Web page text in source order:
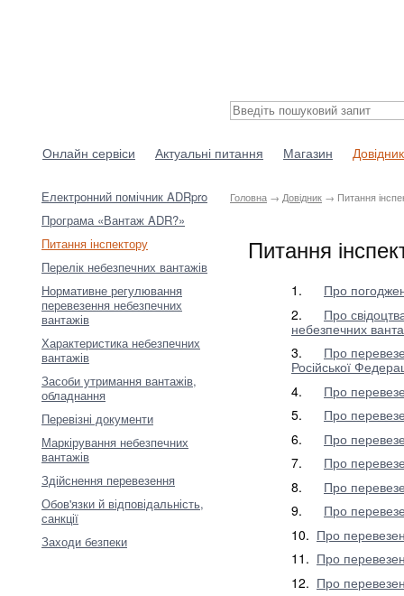
Онлайн сервіси Актуальні питання Магазин Довідник
Електронний помічник ADRpro
Програма «Вантаж ADR?»
Питання інспектору
Перелік небезпечних вантажів
Нормативне регулювання
перевезення небезпечних
вантажів
Характеристика небезпечних
вантажів
Засоби утримання вантажів,
обладнання
Перевізні документи
Маркірування небезпечних
вантажів
Здійснення перевезення
Обов'язки й відповідальність,
санкції
Заходи безпеки
Головна → Довідник → Питання
Питання
1. Про
2. Про
небезпечних
3. Про
Російської
4. Про
5. Про
6. Про
7. Про
8. Про
9. Про
10. Про
11. Про
12. Про